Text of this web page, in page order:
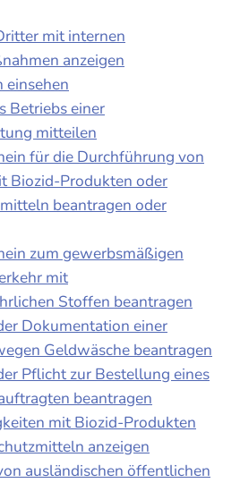
mit internen
anzeigen
einsehen
Betriebs einer
mitteilen
für die Durchführung von
Biozid-Produkten oder
beantragen oder
zum gewerbsmäßigen
mit
Stoffen beantragen
Dokumentation einer
Geldwäsche beantragen
Pflicht zur Bestellung eines
beantragen
mit Biozid-Produkten
anzeigen
ausländischen öffentlichen